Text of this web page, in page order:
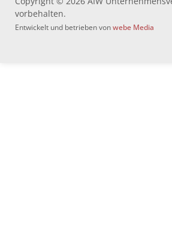
vorbehalten.
Entwickelt und betrieben vonwebe Media